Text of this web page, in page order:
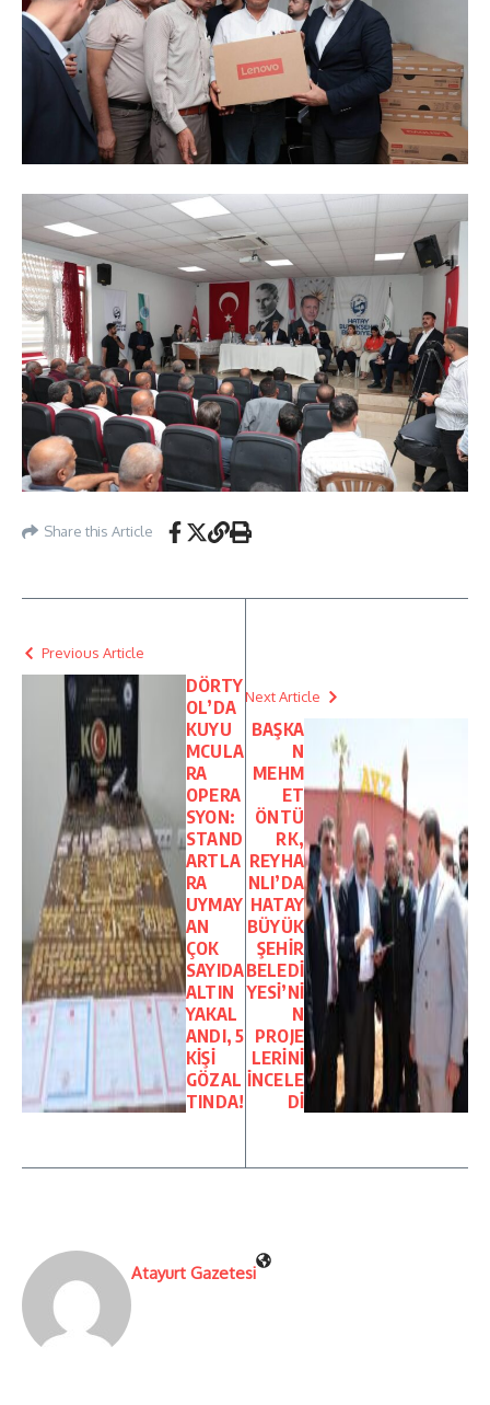
Share this Article
Previous Article
DÖRTY
OL’DA
KUYU
MCULA
RA
OPERA
SYON:
STAND
ARTLA
RA
UYMAY
AN
ÇOK
SAYIDA
ALTIN
YAKAL
ANDI, 5
KİŞİ
GÖZAL
TINDA!
Next Article
BAŞKA
N
MEHM
ET
ÖNTÜ
RK,
REYHA
NLI’DA
HATAY
BÜYÜK
ŞEHİR
BELEDİ
YESİ’Nİ
N
PROJE
LERİNİ
İNCELE
Dİ
Atayurt Gazetesi